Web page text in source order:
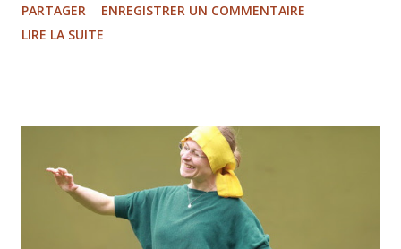
une relation plus profonde avec une meilleure connexion
avec vos animaux. une philosophie d'ouverture
l'approche holistique pour aider les animaux à se sentir
plus en sécurité et plus confiants, afin qu'ils puissent plus
facilement coopérer et apprendre. Les prochaines
formations Tellington TTouc...
PARTAGER
ENREGISTRER UN COMMENTAIRE
LIRE LA SUITE